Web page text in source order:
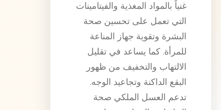
غنياً بالمواد المغذية والفيتامينات
التي تعمل على تحسين صحة
البشرة وتقوية جهاز المناعة
للمرأة. كما يساعد في تقليل
الالتهاب والتخفيف من ظهور
البقع الداكنة وتجاعيد الوجه.
تدعم العسل الملكي صحة